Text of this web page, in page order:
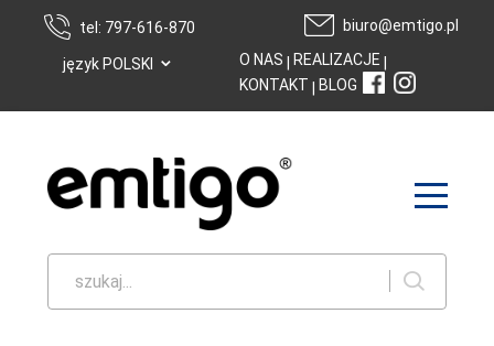
tel: 797-616-870 biuro@emtigo.pl
język POLSKI ⌄ O NAS REALIZACJE
KONTAKT |BLOG
szukaj...